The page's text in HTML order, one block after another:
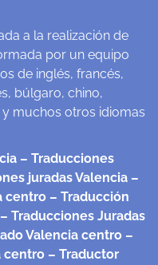
a la realización de
por un equipo
de inglés, francés,
búlgaro, chino,
muchos otros idiomas
– Traducciones
juradas Valencia –
centro – Traducción
– Traducciones Juradas
Valencia centro –
centro – Traductor